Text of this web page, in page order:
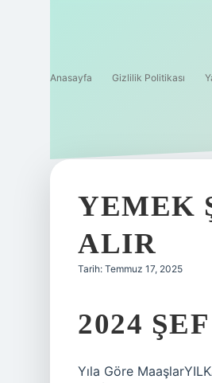
Anasayfa Gizlilik Politikası
YEMEK
ALIR
Tarih: Temmuz 17, 2025
2024
Yıla Göre